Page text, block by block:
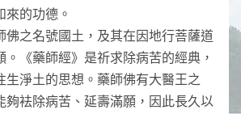
來的功德。
佛之名號國土，及其在因地行菩薩道
。《藥師經》是祈求除病苦的經典，
生淨土的思想。藥師佛有大醫王之
夠袪除病苦、延壽滿願，因此長久以